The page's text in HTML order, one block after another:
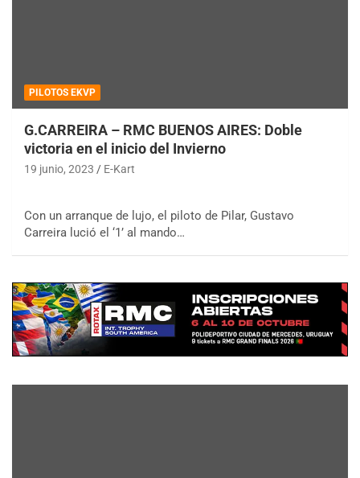
PILOTOS EKVP
G.CARREIRA – RMC BUENOS AIRES: Doble
victoria en el inicio del Invierno
19 junio, 2023 E-Kart
Con un arranque de lujo, el piloto de Pilar, Gustavo
Carreira lució el ‘1’ al mando…